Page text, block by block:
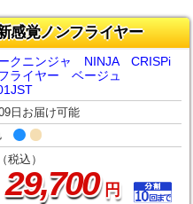
感覚ノンフライヤー
クニンジャ NINJA CRISPi
ライヤー ベージュ
日お届け可能
（税込）
29,700円